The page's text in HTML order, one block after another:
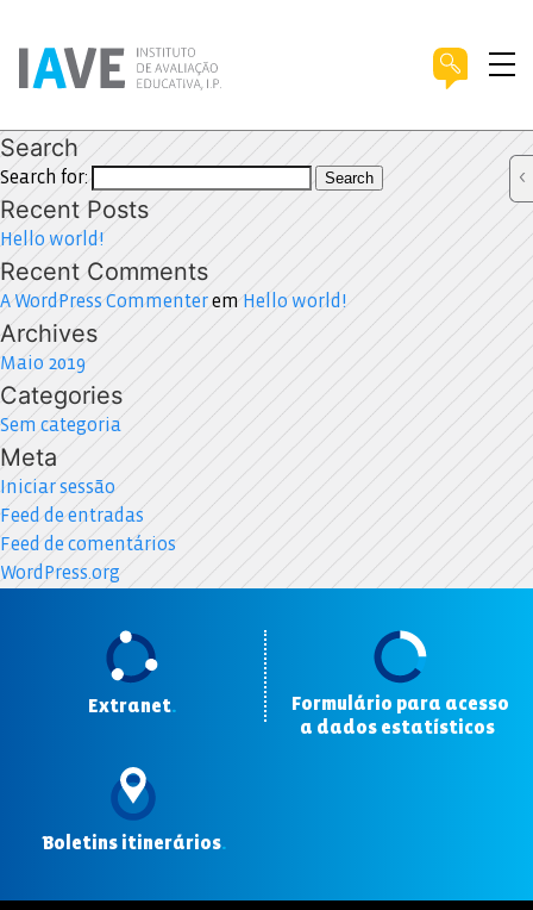
Search
Search for: Search
Recent Posts
Hello world!
Recent Comments
A WordPress Commenterem Hello world!
Archives
Maio 2019
Categories
Sem categoria
Meta
Iniciar sessão
Feed de entradas
Feed de comentários
WordPress.org
Extranet.
Formulário para acesso
a dados estatísticos
Boletins itinerários.